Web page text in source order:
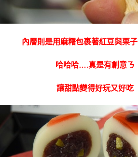
內層則是用麻糬包裹著紅豆與栗
哈哈哈….真是有創意ㄋ
讓甜點變得好玩又好吃